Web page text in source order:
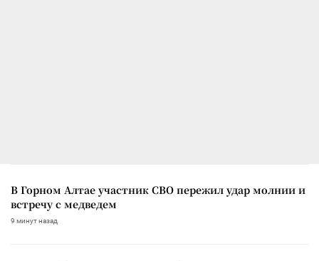
В Горном Алтае участник СВО пережил удар молнии и
встречу с медведем
9 минут назад